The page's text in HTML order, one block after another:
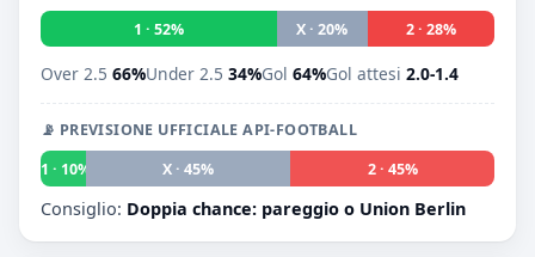
1 · 52% X · 20% 2 · 28%
Over 2.5 66%Under 2.5 34%Gol 64%Gol attesi 2.0-1.4
📡 PREVISIONE UFFICIALE API-FOOTBALL
1 · 10%
X · 45% 2 · 45%
Consiglio: Doppia chance: pareggio o Union Berlin